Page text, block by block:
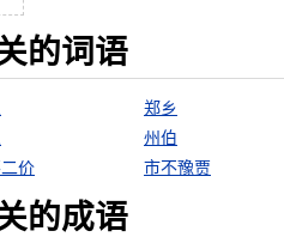
的词语
郑乡
州伯
价 市不豫贾
的成语